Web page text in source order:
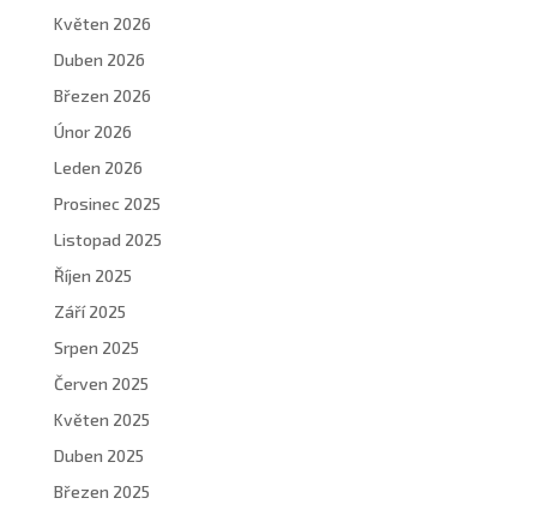
Květen 2026
Duben 2026
Březen 2026
Únor 2026
Leden 2026
Prosinec 2025
Listopad 2025
Říjen 2025
Září 2025
Srpen 2025
Červen 2025
Květen 2025
Duben 2025
Březen 2025